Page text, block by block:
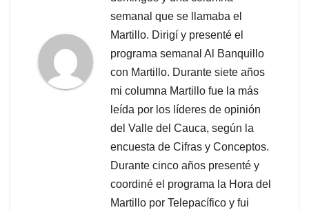
semanal que se llamaba el
Martillo. Dirigí y presenté el
programa semanal Al Banquillo
con Martillo. Durante siete años
mi columna Martillo fue la más
leída por los líderes de opinión
del Valle del Cauca, según la
encuesta de Cifras y Conceptos.
Durante cinco años presenté y
coordiné el programa la Hora del
Martillo por Telepacífico y fui